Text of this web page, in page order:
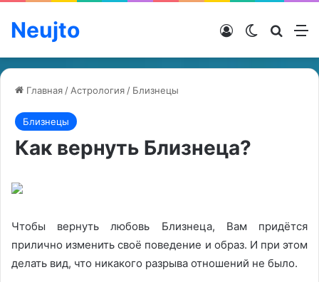
Neujto Switch skin
Войти
Главная / Астрология / Близнецы
Близнецы
Как вернуть Близнеца?
Чтобы вернуть любовь Близнеца, Вам придётся
прилично изменить своё поведение и образ. И при этом
делать вид, что никакого разрыва отношений не было.